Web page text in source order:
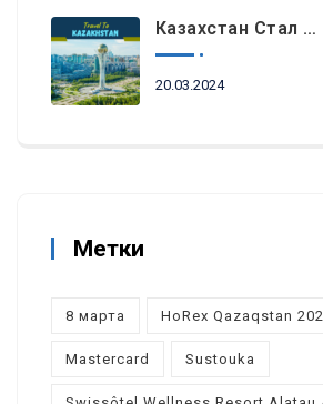
Казахстан Стал Топовым Направлением Для Туристов Из ОАЭ Во Время Ораза-Айта
20.03.2024
Метки
8 марта HoRex Qazaqstan
Mastercard Sustouka